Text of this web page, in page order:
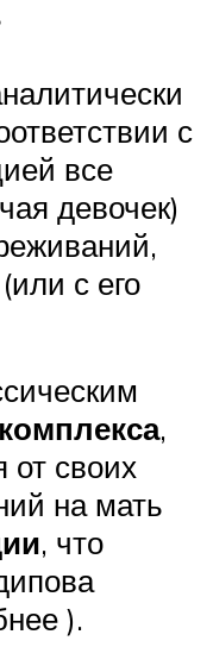
с
все
девочек)
с его
,
от своих
на мать
, что
).